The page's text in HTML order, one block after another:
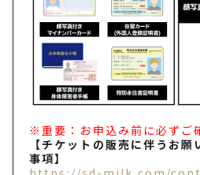
※重要：お申込み前に必ずご
【チケットの販売に伴うお
事項】